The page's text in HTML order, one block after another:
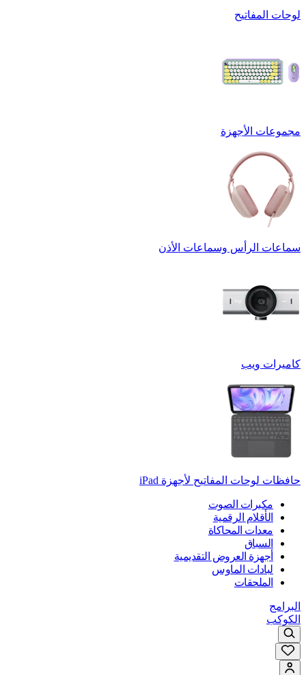
لوحات المفاتيح
مجموعات الأجهزة
سماعات الرأس وسماعات الأذن
كاميرات ويب
حافظات لوحات المفاتيح لأجهزة ‏iPad
مكبرات الصوت
الأقلام الرقمية
معدات المحاكاة
السباق
أجهزة العروض التقديمية
لبادات الماوس
الملحقات
البرامج
الكوكب